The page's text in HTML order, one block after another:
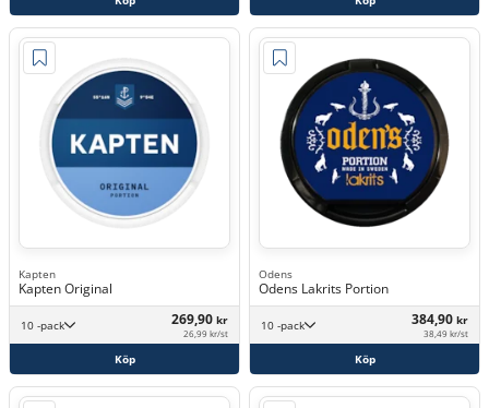
Kapten
Kapten Original
10 -pack 269,90 kr
26,99 kr/st
Köp
Odens
Odens Lakrits Portion
10 -pack 384,90 kr
38,49 kr/st
Köp